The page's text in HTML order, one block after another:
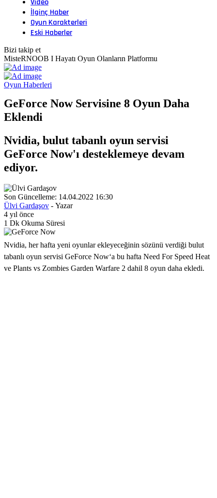
Video
İlginç Haber
Oyun Karakterleri
Eski Haberler
Bizi takip et
MisteRNOOB I Hayatı Oyun Olanların Platformu
Oyun Haberleri
GeForce Now Servisine 8 Oyun Daha
Eklendi
Nvidia, bulut tabanlı oyun servisi
GeForce Now'ı desteklemeye devam
ediyor.
Son Güncelleme: 14.04.2022 16:30
Ülvi Gardaşov - Yazar
4 yıl önce
1 Dk Okuma Süresi
Nvidia, her hafta yeni oyunlar ekleyeceğinin sözünü verdiği bulut
tabanlı oyun servisi GeForce Now‘a bu hafta Need For Speed Heat
ve Plants vs Zombies Garden Warfare 2 dahil 8 oyun daha ekledi.